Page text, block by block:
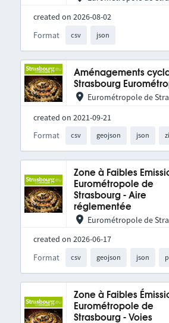
created on 2026-08-02
Format
csv json
Aménagements
Strasbourg
Eurométropole de
created on 2021-09-21
Format
csv geojson json
Zone à Faibles
Eurométropole de
Strasbourg - Aire
réglementée
Eurométropole de
created on 2026-06-17
Format
csv geojson json
Zone à Faibles
Eurométropole de
Strasbourg - Voies